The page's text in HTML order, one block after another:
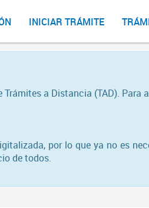
INICIAR TRÁMITE
a Distancia (TAD). Para
por lo que ya no es
de todos.